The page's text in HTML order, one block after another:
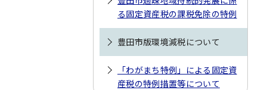
る固定資産税の課税免除の特例
豊田市版環境減税について
「わがまち特例」による固定資
産税の特例措置等について